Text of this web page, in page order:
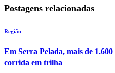
Postagens relacionadas
Região
Em Serra Pelada, mais de
corrida em trilha